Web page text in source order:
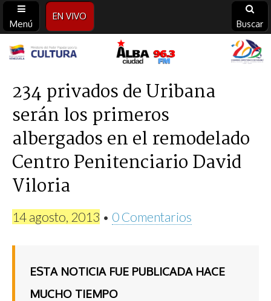
Menú
EN VIVO
Buscar
Alba
Ciudad
96.3
FM
234 privados de Uribana
serán los primeros
albergados en el remodelado
Centro Penitenciario David
Viloria
14 agosto, 2013 • 0 Comentarios
ESTA NOTICIA FUE PUBLICADA HACE
MUCHO TIEMPO